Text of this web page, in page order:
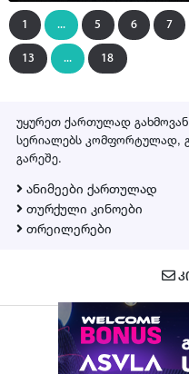
1 ... 5 6 7
13 ... 18
უყურეთ ქართულად
სერიალებს კომფორტულად,
გარეშე.
ანიმეები ქართულად
თურქული კინოები
თრეილერები